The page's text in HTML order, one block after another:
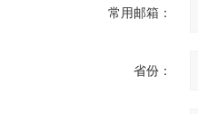
常用邮箱：
省份：